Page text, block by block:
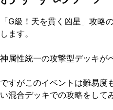
「G級！天を貫く凶星」攻略
します。
神属性統一の攻撃型デッキが
ですがこのイベントは難易度
い混合デッキでの攻略をして